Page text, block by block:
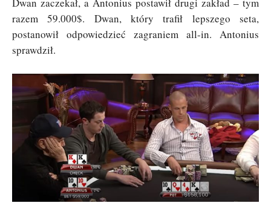
razem 59.000$. Dwan, który trafił lepszego seta,
postanowił odpowiedzieć zagraniem all-in. Antonius
sprawdził.